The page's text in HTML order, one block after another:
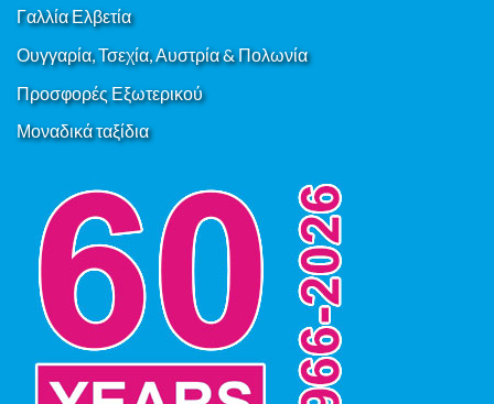
Γαλλία Ελβετία
Ουγγαρία, Τσεχία, Αυστρία & Πολωνία
Προσφορές Εξωτερικού
Μοναδικά ταξίδια